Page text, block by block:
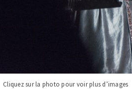
Cliquez sur la photo pour voir plus d’images